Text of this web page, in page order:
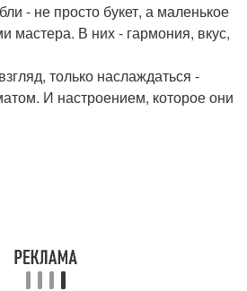
- не просто букет, а маленькое
мастера. В них - гармония, вкус,
только наслаждаться -
И настроением, которое они